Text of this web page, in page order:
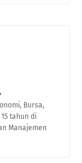
Bursa,
tahun di
Manajemen